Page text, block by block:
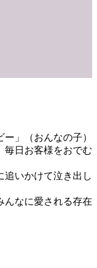
」（おんなの子）
毎日お客様をおでむ
追いかけて泣き出し
んなに愛される存在